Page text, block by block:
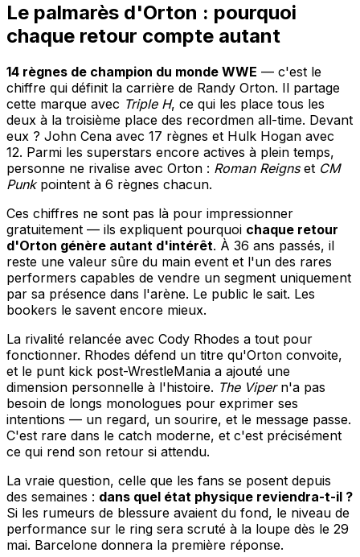
Le palmarès d'Orton : pourquoi
chaque retour compte autant
14 règnes de champion du monde WWE — c'est le
chiffre qui définit la carrière de Randy Orton. Il partage
cette marque avec Triple H, ce qui les place tous les
deux à la troisième place des recordmen all-time. Devant
eux ? John Cena avec 17 règnes et Hulk Hogan avec
12. Parmi les superstars encore actives à plein temps,
personne ne rivalise avec Orton : Roman Reignset CM
Punkpointent à 6 règnes chacun.
Ces chiffres ne sont pas là pour impressionner
gratuitement — ils expliquent pourquoi chaque retour
d'Orton génère autant d'intérêt. À 36 ans passés, il
reste une valeur sûre du main event et l'un des rares
performers capables de vendre un segment uniquement
par sa présence dans l'arène. Le public le sait. Les
bookers le savent encore mieux.
La rivalité relancée avec Cody Rhodes a tout pour
fonctionner. Rhodes défend un titre qu'Orton convoite,
et le punt kick post-WrestleMania a ajouté une
dimension personnelle à l'histoire. The Vipern'a pas
besoin de longs monologues pour exprimer ses
intentions — un regard, un sourire, et le message passe.
C'est rare dans le catch moderne, et c'est précisément
ce qui rend son retour si attendu.
La vraie question, celle que les fans se posent depuis
des semaines : dans quel état physique reviendra-t-il ?
Si les rumeurs de blessure avaient du fond, le niveau de
performance sur le ring sera scruté à la loupe dès le 29
mai. Barcelone donnera la première réponse.